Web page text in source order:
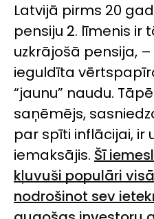
Latvijā pirms 20
pensiju 2. līmenis ir
uzkrājošā pensija,
ieguldīta
“jaunu” naudu.
saņēmējs,
par spīti inflācijai, ir
iemaksājis. Šī
kļuvuši populāri
nodrošinot sev